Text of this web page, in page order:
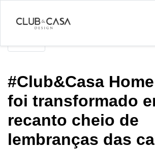
#Club&Casa
foi transformado
recanto cheio de
lembranças das